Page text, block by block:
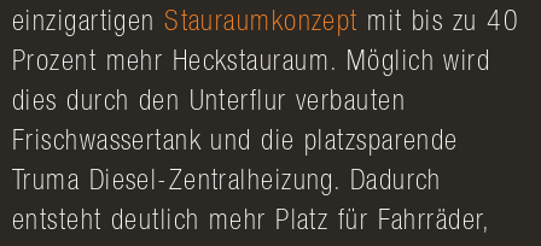
einzigartigenStauraumkonzept mit bis zu 40
Prozent mehr Heckstauraum. Möglich wird
dies durch den Unterflur verbauten
Frischwassertank und die platzsparende
Truma Diesel-Zentralheizung. Dadurch
entsteht deutlich mehr Platz für Fahrräder,